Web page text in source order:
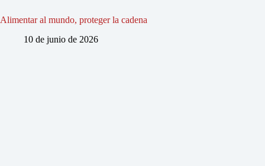
Alimentar al mundo, proteger la cadena
10 de junio de 2026